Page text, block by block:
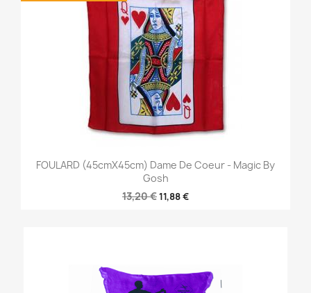
FOULARD (45cmX45cm) Dame De Coeur - Magic By
Gosh
13,20 €11,88 €